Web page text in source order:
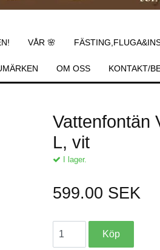
VÅR 🌸
OM OSS KONTAKT/
Vattenfontän
L, vit
I lager.
599.00 SEK